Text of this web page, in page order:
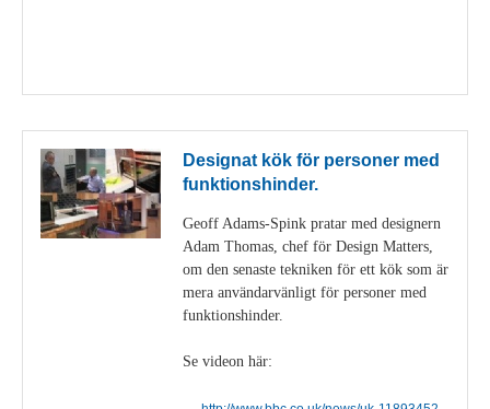
Designat kök för personer med
funktionshinder.
Geoff Adams-Spink pratar med designern
Adam Thomas, chef för Design Matters,
om den senaste tekniken för ett kök som är
mera användarvänligt för personer med
funktionshinder.
Se videon här: